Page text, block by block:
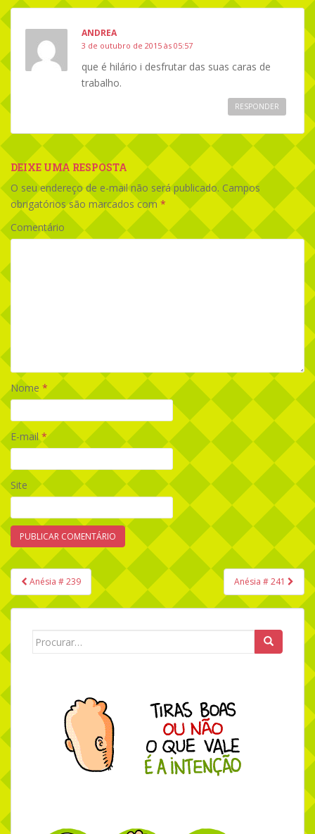
ANDREA
3 de outubro de 2015 às 05:57
que é hilário i desfrutar das suas caras de
trabalho.
RESPONDER
DEIXE UMA RESPOSTA
O seu endereço de e-mail não será publicado. Campos
obrigatórios são marcados com *
Comentário
Nome *
E-mail*
Site
Navegação de Post
Anésia # 239 Anésia # 241
Search for: